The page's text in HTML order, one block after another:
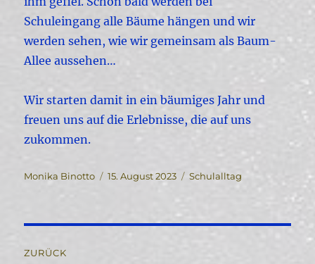
Schuleingang alle Bäume hängen und wir
werden sehen, wie wir gemeinsam als Baum-
Allee aussehen…
Wir starten damit in ein bäumiges Jahr und
freuen uns auf die Erlebnisse, die auf uns
zukommen.
Autor
Monika Binotto
Veröffentlicht
15. August 2023 Kategorien
Schulalltag
ZURÜCK